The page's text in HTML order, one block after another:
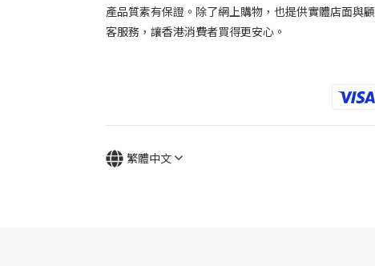
產品質素有保證。除了網上購物，也提供實體店面與顧
客服務，讓香港消費者買得更安心。
繁體中文